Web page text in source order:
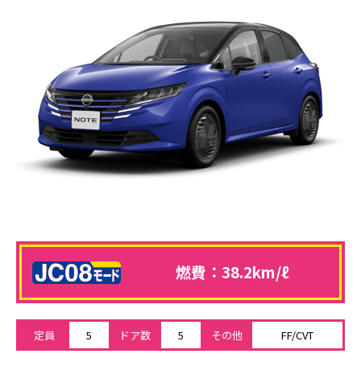
燃費：38.2km/ℓ
定員 5 ドア数 5 その他 FF/CVT